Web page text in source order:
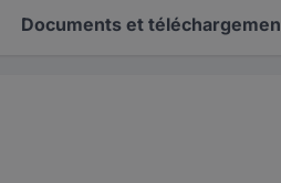
Documents et